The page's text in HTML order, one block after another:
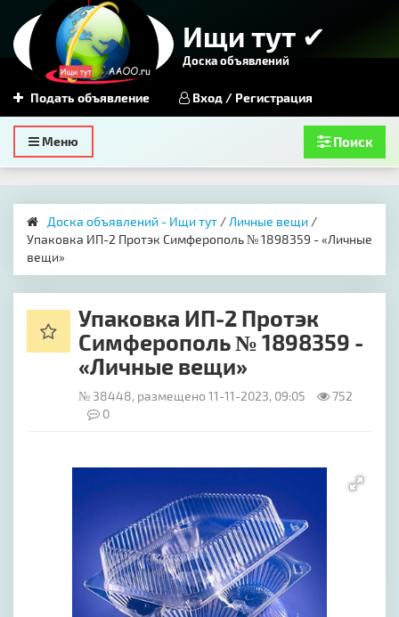
Ищи тут ✔
Доска объявлений
Подать объявление Вход / Регистрация
Toggle
navigation
Меню Поиск
Доска объявлений - Ищи тут /Личные вещи /
Упаковка ИП-2 Протэк Симферополь № 1898359 - «Личные
вещи»
Упаковка ИП-2 Протэк
Симферополь № 1898359 -
«Личные вещи»
№ 38448, размещено 11-11-2023, 09:05
752
0